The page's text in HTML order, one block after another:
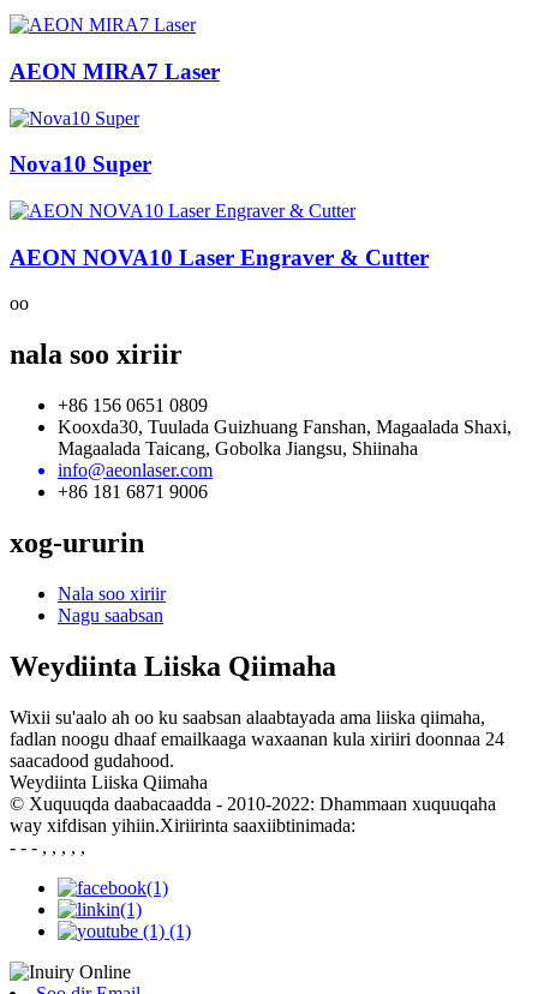
AEON MIRA7 Laser
Nova10 Super
AEON NOVA10 Laser Engraver & Cutter
oo
nala soo xiriir
+86 156 0651 0809
Kooxda30, Tuulada Guizhuang Fanshan, Magaalada Shaxi,
Magaalada Taicang, Gobolka Jiangsu, Shiinaha
info@aeonlaser.com
+86 181 6871 9006
xog-ururin
Nala soo xiriir
Nagu saabsan
Weydiinta Liiska Qiimaha
Wixii su'aalo ah oo ku saabsan alaabtayada ama liiska qiimaha,
fadlan noogu dhaaf emailkaaga waxaanan kula xiriiri doonnaa 24
saacadood gudahood.
Weydiinta Liiska Qiimaha
© Xuquuqda daabacaadda - 2010-2022: Dhammaan xuquuqaha
way xifdisan yihiin.Xiriirinta saaxiibtinimada:
- - - , , , , ,